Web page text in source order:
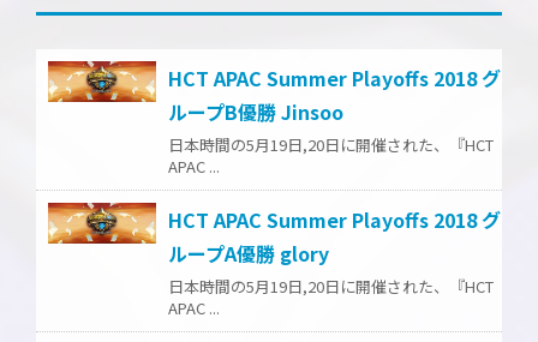
HCT APAC Summer Playoffs 2018 グ
ループB優勝 Jinsoo
日本時間の5月19日,20日に開催された、『HCT
APAC ...
HCT APAC Summer Playoffs 2018 グ
ループA優勝 glory
日本時間の5月19日,20日に開催された、『HCT
APAC ...